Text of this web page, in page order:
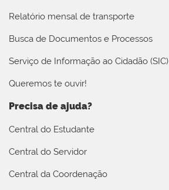
Relatório mensal de transporte
Busca de Documentos e Processos
Serviço de Informação ao Cidadão (SIC)
Queremos te ouvir!
Precisa de ajuda?
Central do Estudante
Central do Servidor
Central da Coordenação